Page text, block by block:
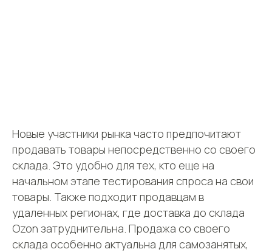
Новые участники рынка часто предпочитают
продавать товары непосредственно со своего
склада. Это удобно для тех, кто еще на
начальном этапе тестирования спроса на свои
товары. Также подходит продавцам в
удаленных регионах, где доставка до склада
Ozon затруднительна. Продажа со своего
склада особенно актуальна для самозанятых,